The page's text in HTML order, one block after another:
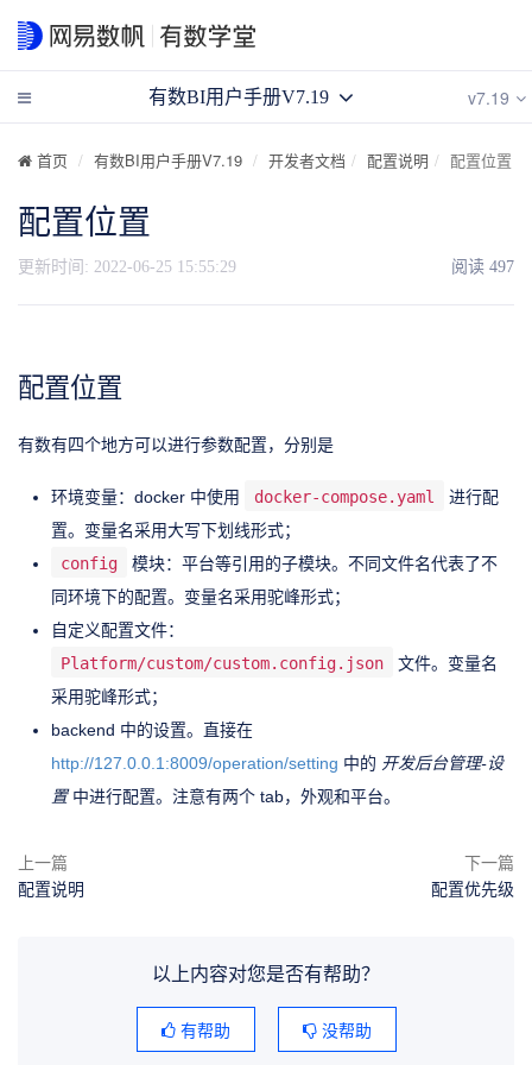
首页 有数BI用户手册V7.19 开发者文档 配置说明 配置位置
配置位置
更新时间: 2022-06-25 15:55:29 阅读 497
配置位置
有数有四个地方可以进行参数配置，分别是
环境变量：docker 中使用 docker-compose.yaml
进行配
置。变量名采用大写下划线形式；
config
模块：平台等引用的子模块。不同文件名代表了不
同环境下的配置。变量名采用驼峰形式；
自定义配置文件：
Platform/custom/custom.config.json
文件。变量名
采用驼峰形式；
backend 中的设置。直接在
http://127.0.0.1:8009/operation/setting 中的 开发后台管理-设
置中进行配置。注意有两个 tab，外观和平台。
上一篇
配置说明
下一篇
配置优先级
以上内容对您是否有帮助？
有帮助 没帮助
有数BI用户手册V7.19 v7.19